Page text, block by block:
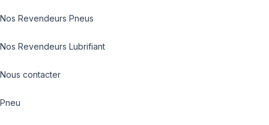
Nos Revendeurs Pneus
Nos Revendeurs Lubrifiant
Nous contacter
Pneu